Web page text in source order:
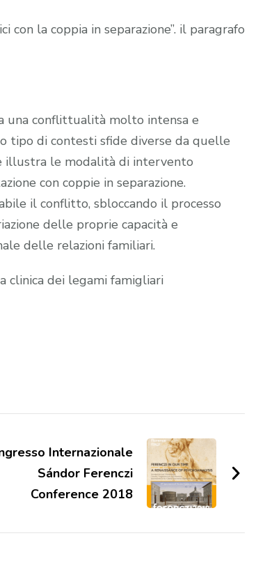
e
la coppia in separazione”. il paragrafo
una conflittualità molto intensa e
tipo di contesti sfide diverse da quelle
illustra le modalità di intervento
con coppie in separazione.
il conflitto, sbloccando il processo
delle proprie capacità e
delle relazioni familiari.
clinica dei legami famigliari
Internazionale
Sándor Ferenczi
Conference 2018